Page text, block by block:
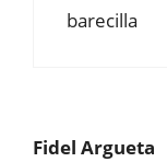
barecilla
Fidel Argueta